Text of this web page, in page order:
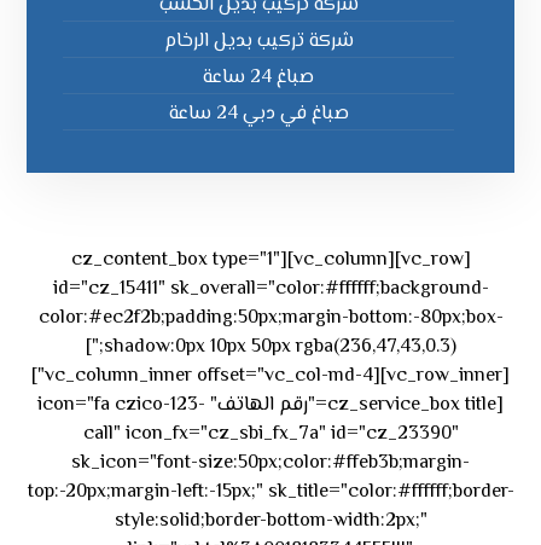
شركة تركيب بديل الرخام
صباغ 24 ساعة
صباغ في دبي 24 ساعة
[vc_row][vc_column][cz_content_box type="1"
id="cz_15411" sk_overall="color:#ffffff;background-
color:#ec2f2b;padding:50px;margin-bottom:-80px;box-
shadow:0px 10px 50px rgba(236,47,43,0.3);"]
[vc_row_inner][vc_column_inner offset="vc_col-md-4"]
[cz_service_box title="رقم الهاتف" icon="fa czico-123-
call" icon_fx="cz_sbi_fx_7a" id="cz_23390"
sk_icon="font-size:50px;color:#ffeb3b;margin-
top:-20px;margin-left:-15px;" sk_title="color:#ffffff;border-
style:solid;border-bottom-width:2px;"